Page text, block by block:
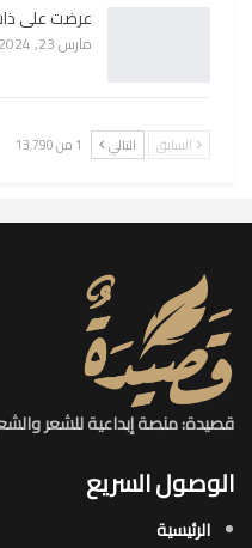
عرضت على
مارس 23, 2024
السابق التالي 1 من 13٬790
قصيدة: منصة إبداعية للشعر
الوصول السريع
الرئيسية